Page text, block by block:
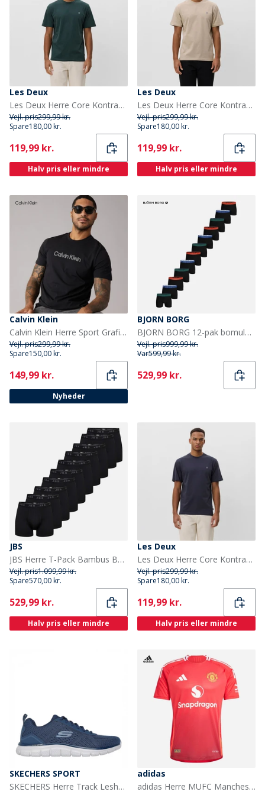
Les Deux
Les Deux Herre Core Kontrast T-shirt Pine Green
Vejl. pris299,99 kr.
Spare180,00 kr.
Current
119,99 kr.
Halv pris eller mindre
Les Deux
Les Deux Herre Core Kontrast T-shirt Dark Sand
Vejl. pris299,99 kr.
Spare180,00 kr.
Current
119,99 kr.
Halv pris eller mindre
Calvin Klein
Calvin Klein Herre Sport Grafisk T-shirt Sort
Vejl. pris299,99 kr.
Spare150,00 kr.
Current
149,99 kr.
Nyheder
BJORN BORG
BJORN BORG 12-pak bomulds stretch boxers Multipack 1
Vejl. pris999,99 kr.
Var599,99 kr.
Current
529,99 kr.
JBS
JBS Herre T-Pack Bambus Bokser Sort
Vejl. pris1.099,99 kr.
Spare570,00 kr.
Current
529,99 kr.
Halv pris eller mindre
Les Deux
Les Deux Herre Core Kontrast T-shirt India Ink Blue
Vejl. pris299,99 kr.
Spare180,00 kr.
Current
119,99 kr.
Halv pris eller mindre
SKECHERS SPORT
SKECHERS Herre Track Leshur Sneakers Blå
adidas
adidas Herre MUFC Manchester United 24/25 Hjemme Ægte Trøje Mufc Red/Bright Red